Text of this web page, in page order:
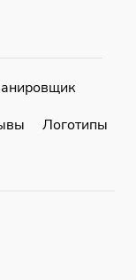
Логотипы